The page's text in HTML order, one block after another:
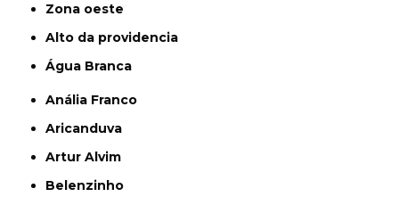
Zona oeste
alto da providencia
Água Branca
Anália Franco
Aricanduva
Artur Alvim
Belenzinho